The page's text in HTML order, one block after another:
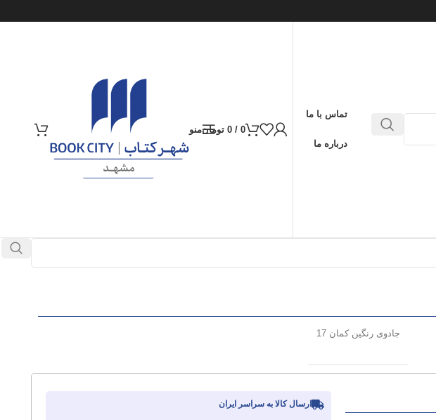
تماس با ما
درباره ما
0
/
0 تومانمنو
جادوی رنگین کمان 17
ارسال کالا به سراسر ایران